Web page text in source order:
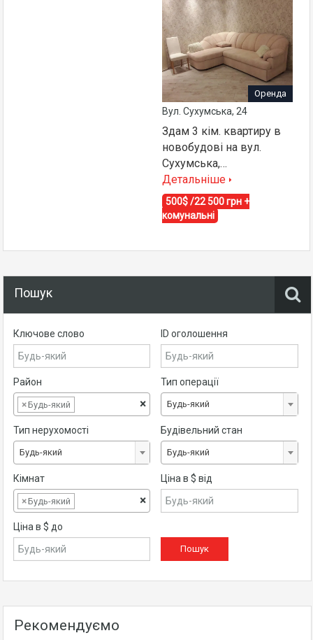
Оренда
Вул. Сухумська, 24
Здам 3 кім. квартиру в
новобудові на вул.
Сухумська,…
Детальніше
500$ /22 500 грн +
комунальні
Пошук
Ключове слово ID оголошення
Район
×
×Будь-який
Тип операції
Будь-який
Тип нерухомості
Будь-який
Будівельний стан
Будь-який
Кімнат
×
×Будь-який
Ціна в $ від
Ціна в $ до
Рекомендуємо